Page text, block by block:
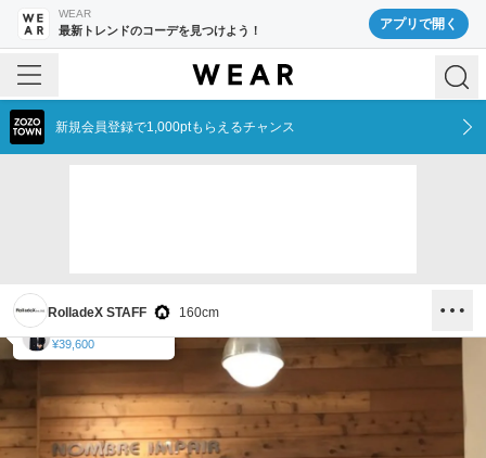
WEAR
最新トレンドのコーデを見つけよう！ アプリで開く
新規会員登録で1,000ptもらえるチャンス
RolladeX STAFF 160cm
¥26,400
¥39,600